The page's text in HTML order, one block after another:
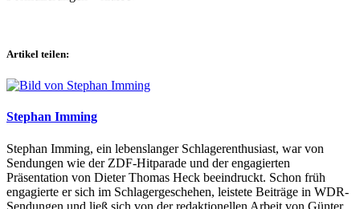
Artikel teilen:
Stephan Imming
Stephan Imming, ein lebenslanger Schlagerenthusiast, war von
Sendungen wie der ZDF-Hitparade und der engagierten
Präsentation von Dieter Thomas Heck beeindruckt. Schon früh
engagierte er sich im Schlagergeschehen, leistete Beiträge in WDR-
Sendungen und ließ sich von der redaktionellen Arbeit von Günter